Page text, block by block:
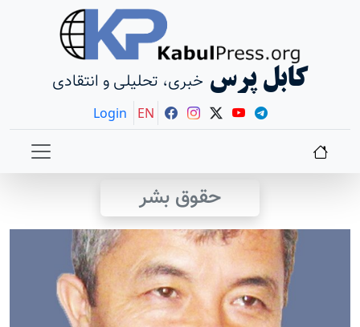
کابل پرس خبری، تحلیلی و انتقادی
Login EN
حقوق بشر